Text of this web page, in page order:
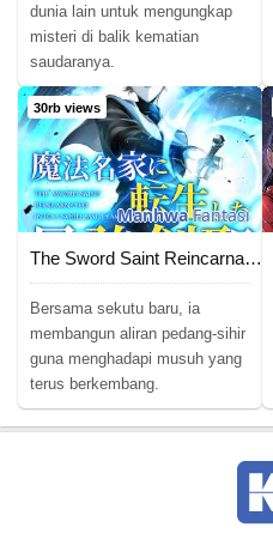
dunia lain untuk mengungkap
misteri di balik kematian
saudaranya.
30rb views
ManhwaFantasi
The Sword Saint Reincarnated Into A Noble Mage Family
Bersama sekutu baru, ia
membangun aliran pedang-sihir
guna menghadapi musuh yang
terus berkembang.